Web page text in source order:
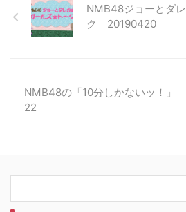
NMB48ジョーとダ
ク 20190420
NMB48の「10分しかないッ！」
22